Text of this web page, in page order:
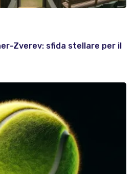
Zverev: sfida stellare per il